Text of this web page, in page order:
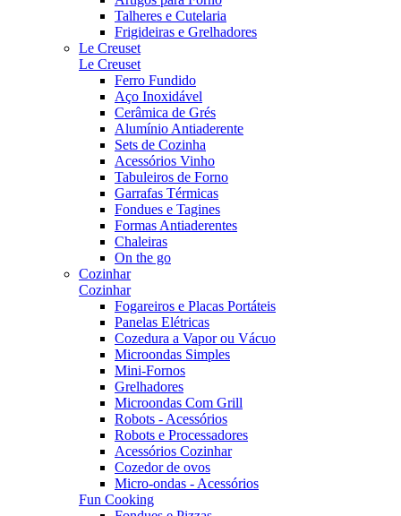
Talheres e Cutelaria
Frigideiras e Grelhadores
Le Creuset
Le Creuset
Ferro Fundido
Aço Inoxidável
Cerâmica de Grés
Alumínio Antiaderente
Sets de Cozinha
Acessórios Vinho
Tabuleiros de Forno
Garrafas Térmicas
Fondues e Tagines
Formas Antiaderentes
Chaleiras
On the go
Cozinhar
Cozinhar
Fogareiros e Placas Portáteis
Panelas Elétricas
Cozedura a Vapor ou Vácuo
Microondas Simples
Mini-Fornos
Grelhadores
Microondas Com Grill
Robots - Acessórios
Robots e Processadores
Acessórios Cozinhar
Cozedor de ovos
Micro-ondas - Acessórios
Fun Cooking